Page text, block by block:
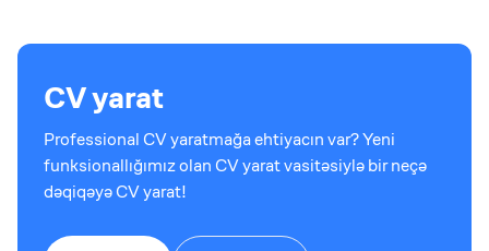
CV yarat
Professional CV yaratmağa ehtiyacın var? Yeni
funksionallığımız olan CV yarat vasitəsiylə bir neçə
dəqiqəyə CV yarat!